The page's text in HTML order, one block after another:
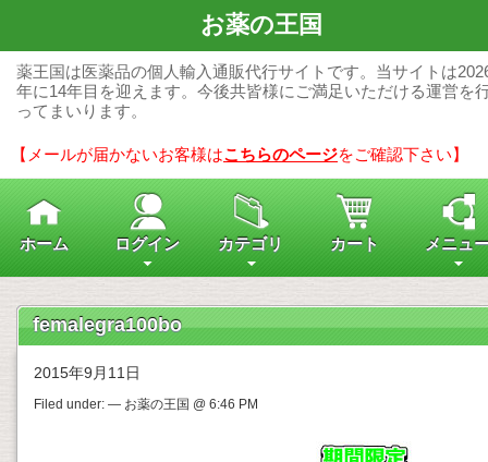
お薬の王国
薬王国は医薬品の個人輸入通販代行サイトです。当サイトは
年に14年目を迎えます。今後共皆様にご満足いただける運営を
ってまいります。
【メールが届かないお客様はこちらのページをご確認下さい】
ホーム ログイン カテゴリ カート メニュ
femalegra100bo
2015年9月11日
Filed under: — お薬の王国 @ 6:46 PM